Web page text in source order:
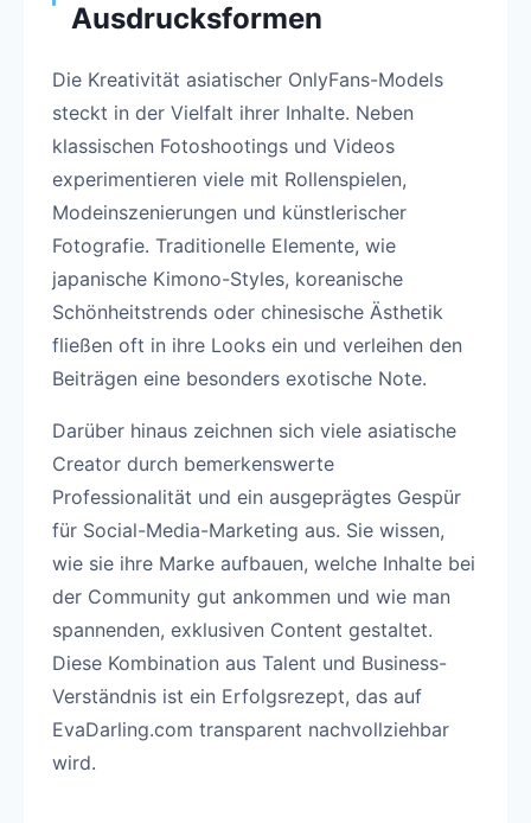
Ausdrucksformen
Die Kreativität asiatischer OnlyFans-Models
steckt in der Vielfalt ihrer Inhalte. Neben
klassischen Fotoshootings und Videos
experimentieren viele mit Rollenspielen,
Modeinszenierungen und künstlerischer
Fotografie. Traditionelle Elemente, wie
japanische Kimono-Styles, koreanische
Schönheitstrends oder chinesische Ästhetik
fließen oft in ihre Looks ein und verleihen den
Beiträgen eine besonders exotische Note.
Darüber hinaus zeichnen sich viele asiatische
Creator durch bemerkenswerte
Professionalität und ein ausgeprägtes Gespür
für Social-Media-Marketing aus. Sie wissen,
wie sie ihre Marke aufbauen, welche Inhalte bei
der Community gut ankommen und wie man
spannenden, exklusiven Content gestaltet.
Diese Kombination aus Talent und Business-
Verständnis ist ein Erfolgsrezept, das auf
EvaDarling.com transparent nachvollziehbar
wird.